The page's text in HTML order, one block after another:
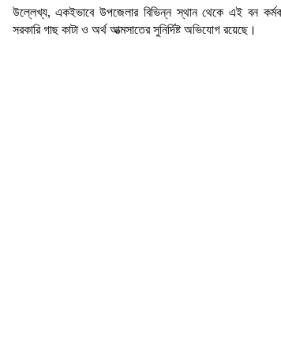
উল্লেখ্য, একইভাবে উপজেলার বিভিন্ন স্থান থেকে এই বন
সরকারি গাছ কাটা ও অর্থ আত্মসাতের সুনির্দিষ্ট অভিযোগ রয়েছে।